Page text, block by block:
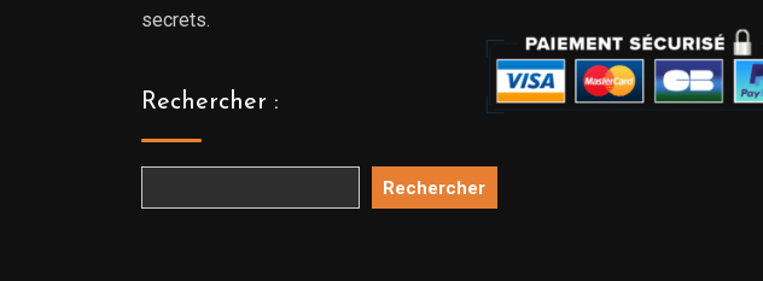
secrets.
Rechercher :
Rechercher